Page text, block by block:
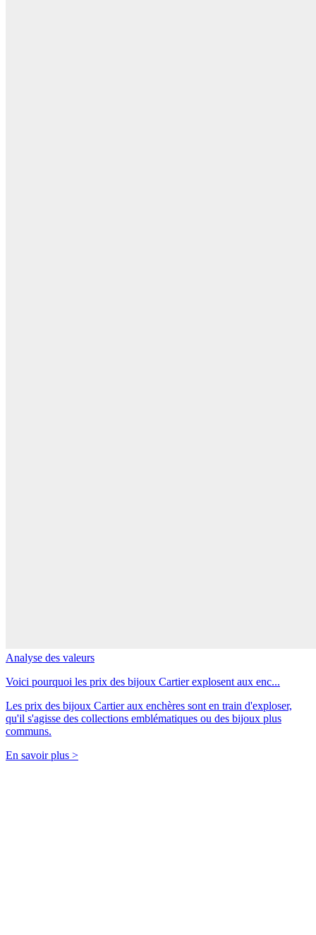
Analyse des valeurs
Voici pourquoi les prix des bijoux Cartier explosent aux enc...
Les prix des bijoux Cartier aux enchères sont en train d'exploser,
qu'il s'agisse des collections emblématiques ou des bijoux plus
communs.
En savoir plus >